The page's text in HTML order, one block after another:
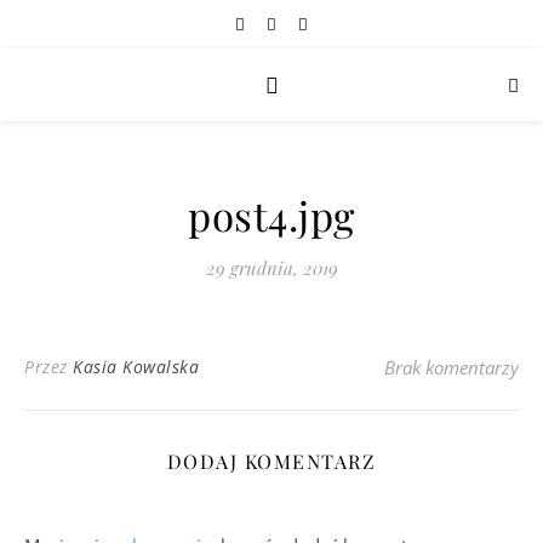
post4.jpg
29 grudnia, 2019
Przez Kasia Kowalska Brak komentarzy
DODAJ KOMENTARZ